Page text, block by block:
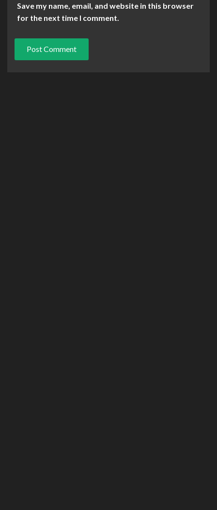
Save my name, email, and website in this browser
for the next time I comment.